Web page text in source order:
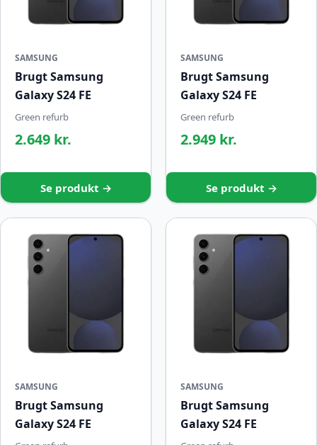
SAMSUNG
Brugt Samsung
Galaxy S24 FE
Green refurb
2.649 kr.
Se produkt →
SAMSUNG
Brugt Samsung
Galaxy S24 FE
Green refurb
2.949 kr.
Se produkt →
SAMSUNG
Brugt Samsung
Galaxy S24 FE
SAMSUNG
Brugt Samsung
Galaxy S24 FE